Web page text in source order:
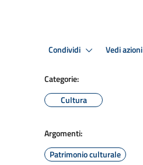
Condividi Vedi azioni
Categorie:
Cultura
Argomenti:
Patrimonio culturale